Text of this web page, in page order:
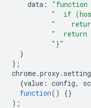
data :
"function
"  if
"
"  return
"}"
}
};
chrome.proxy.
{value : config,
function()
{}
);